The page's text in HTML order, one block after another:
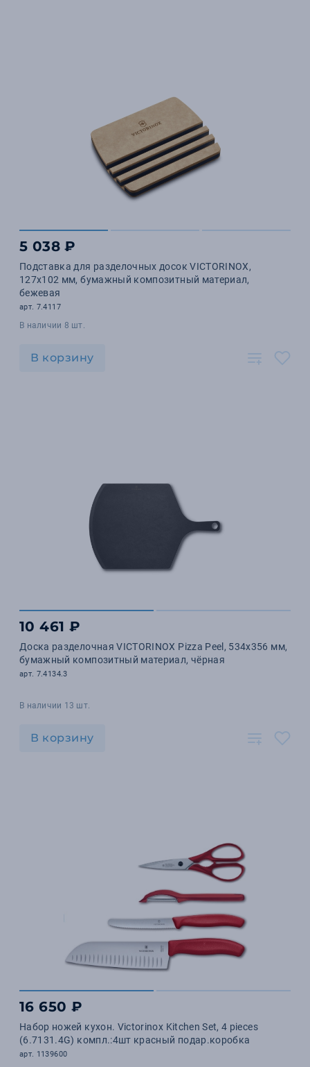
5 038 ₽
Подставка для разделочных досок VICTORINOX,
127x102 мм, бумажный композитный материал,
бежевая
арт. 7.4117
В наличии 8 шт.
В корзину
10 461 ₽
Доска разделочная VICTORINOX Pizza Peel, 534x356 мм,
бумажный композитный материал, чёрная
арт. 7.4134.3
В наличии 13 шт.
В корзину
16 650 ₽
Набор ножей кухон. Victorinox Kitchen Set, 4 pieces
(6.7131.4G) компл.:4шт красный подар.коробка
арт. 1139600